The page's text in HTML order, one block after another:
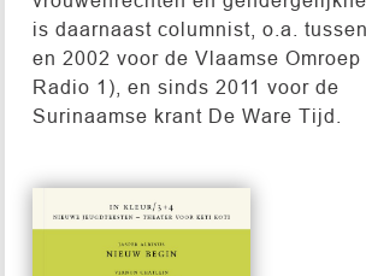
is daarnaast columnist, o.a.
en 2002 voor de Vlaamse Omroep
Radio 1), en sinds 2011 voor de
Surinaamse krant De Ware Tijd.